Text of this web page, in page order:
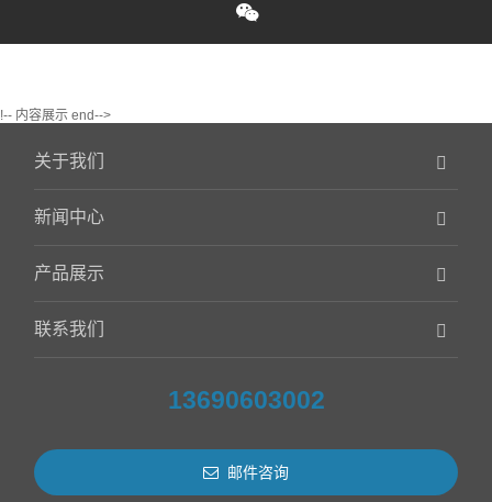
!-- 内容展示 end-->
关于我们
新闻中心
产品展示
联系我们
13690603002
邮件咨询